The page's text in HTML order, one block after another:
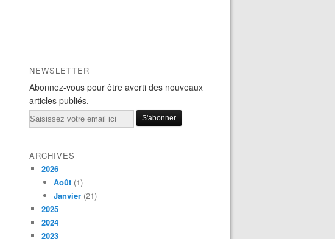
NEWSLETTER
Abonnez-vous pour être averti des nouveaux
articles publiés.
Email
ARCHIVES
2026
Août (1)
Janvier (21)
2025
2024
2023